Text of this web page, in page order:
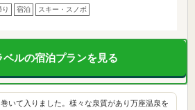
り 宿泊 スキー・スノボ
ベルの宿泊プランを見る
いて入りました。様々な泉質があり万座温泉を